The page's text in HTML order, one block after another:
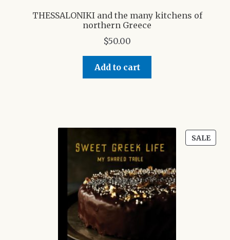
THESSALONIKI and the many kitchens of
northern Greece
$50.00
Add to cart
SALE
ON